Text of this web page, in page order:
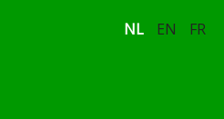
NL EN FR